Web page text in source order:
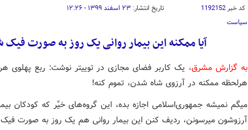
کد خبر1192152 تاریخ انتشار: ۲۳ اسفند ۱۳۹۹ - ۱۲:۲۶
سیاست
آیا ممکنه این بیمار روانی یک روز به صورت فیک
به گزارش مشرق، یک کاربر فضای مجازی در توییتر نوشت: ربع پهلوی
هرلحظه ممکنه در آرزوی شاه شدن، تموم کنه!
میگم نمیشه جمهوری‌اسلامی اجازه بده، این گروه‌های خیِّر که کودکان
آرزوشون میرسونن، ردیف کنن این بیمار روانی هم یک روز به صورت